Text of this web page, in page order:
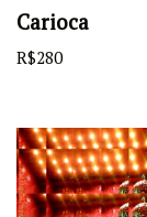
Carioca
R$280